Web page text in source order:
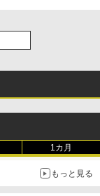
1カ月
もっと見る